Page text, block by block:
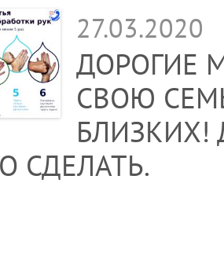
27.03.2020
ДОРОГИЕ
СВОЮ
СДЕЛАТЬ.